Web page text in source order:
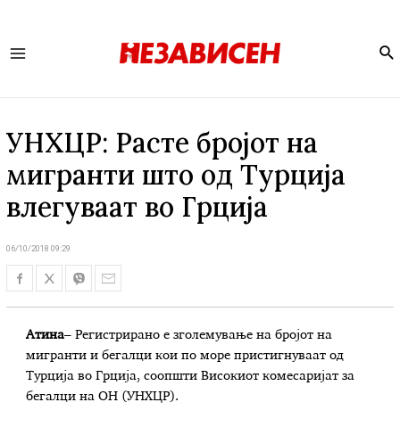
УНХЦР: Расте бројот на
мигранти што од Турција
влегуваат во Грција
06/10/2018 09:29
Атина– Регистрирано е зголемување на бројот на
мигранти и бегалци кои по море пристигнуваат од
Турција во Грција, соопшти Високиот комесаријат за
бегалци на ОН (УНХЦР).